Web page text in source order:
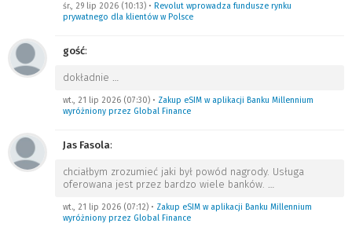
śr., 29 lip 2026 (10:13) • Revolut wprowadza fundusze rynku
prywatnego dla klientów w Polsce
gość:
dokładnie …
wt., 21 lip 2026 (07:30) • Zakup eSIM w aplikacji Banku Millennium
wyróżniony przez Global Finance
Jas Fasola:
chciałbym zrozumieć jaki był powód nagrody. Usługa
oferowana jest przez bardzo wiele banków. …
wt., 21 lip 2026 (07:12) • Zakup eSIM w aplikacji Banku Millennium
wyróżniony przez Global Finance